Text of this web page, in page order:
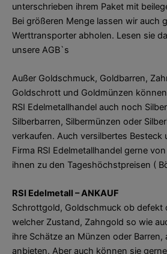
unterschrieben ihrem Paket mit
Bei größeren Menge lassen wir auch
Werttransporter abholen. Lesen sie
unsere AGB`s
Außer Goldschmuck, Goldbarren,
Goldschrott und Goldmünzen
RSI Edelmetallhandel auch noch
Silberbarren, Silbermünzen oder
verkaufen. Auch versilbertes Besteck
Firma RSI Edelmetallhandel gerne von
ihnen zu den Tageshöchstpreisen (
RSI Edelmetall – ANKAUF
Schrottgold, Goldschmuck ob defekt
welcher Zustand, Zahngold so wie
ihre Schätze an Münzen oder Barren,
anbieten. Aber auch können sie